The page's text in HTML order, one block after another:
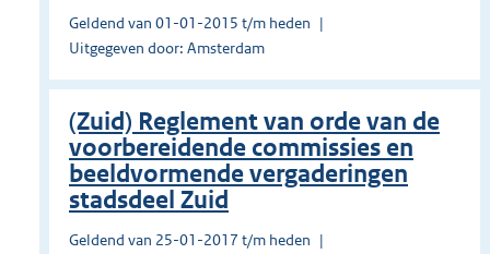
Geldend van 01-01-2015 t/m heden
Uitgegeven door: Amsterdam
(Zuid) Reglement van orde van de
voorbereidende commissies en
beeldvormende vergaderingen
stadsdeel Zuid
Geldend van 25-01-2017 t/m heden